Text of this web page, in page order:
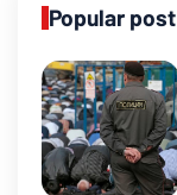
Popular post